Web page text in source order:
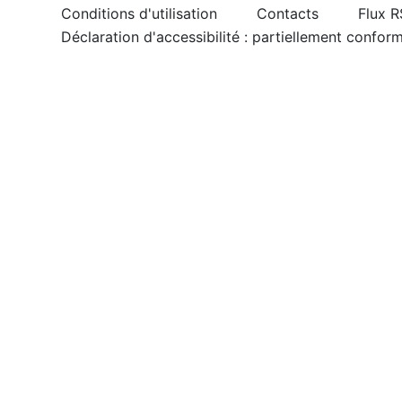
Conditions d'utilisation Contacts
Flux
Déclaration d'accessibilité : partiellement